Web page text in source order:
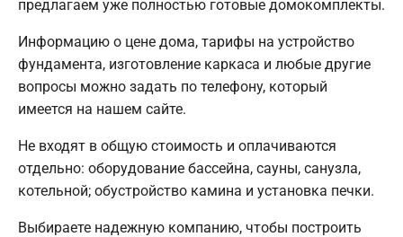
предлагаем уже полностью готовые домокомплекты.
Информацию о цене дома, тарифы на устройство
фундамента, изготовление каркаса и любые другие
вопросы можно задать по телефону, который
имеется на нашем сайте.
Не входят в общую стоимость и оплачиваются
отдельно: оборудование бассейна, сауны, санузла,
котельной; обустройство камина и установка печки.
Выбираете надежную компанию, чтобы построить